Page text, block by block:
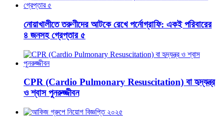
নোয়াখালীতে তরুণীদের আটকে রেখে পর্নোগ্রাফি: একই পরিবারের
৪ জনসহ গ্রেপ্তার ৫
CPR (Cardio Pulmonary Resuscitation) বা হৃদ্‌যন্ত্র
ও শ্বাস পুনরুজ্জীবন